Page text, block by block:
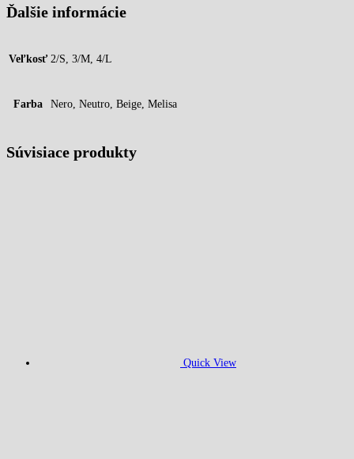
Ďalšie informácie
Veľkosť 2/S, 3/M, 4/L
Farba Nero, Neutro, Beige, Melisa
Súvisiace produkty
Quick View